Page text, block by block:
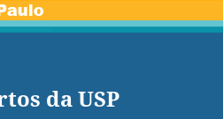
da USP